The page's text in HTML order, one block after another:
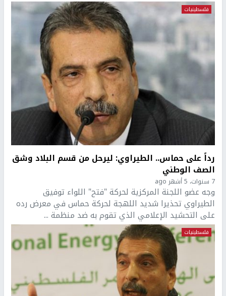
فلسطينيات
رداً على حماس.. الطيراوي: ليرحل من قسم البلاد وشق
الصف الوطني
7 سنوات، 5 أشهر ago
وجه عضو اللجنة المركزية لحركة "فتح" اللواء توفيق
الطيراوي تحذيرا شديد اللهجة لحركة حماس في معرض رده
على التحشيد الإعلامي الذي تقوم به ضد منظمة ...
فلسطينيات